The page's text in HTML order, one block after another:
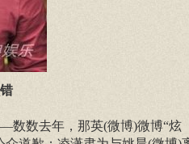
数数去年，那英(微博)微博“炫